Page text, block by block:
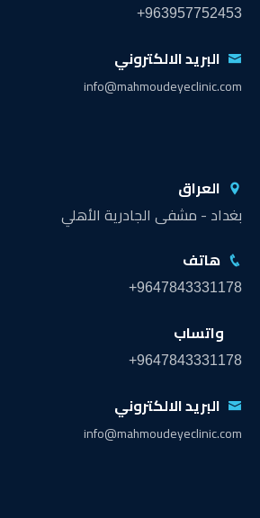
+963957752453
البريد الالكتروني
info@mahmoudeyeclinic.com
العراق
بغداد - مشفى الجادرية الأهلي
هاتف
+9647843331178
واتساب
+9647843331178
البريد الالكتروني
info@mahmoudeyeclinic.com